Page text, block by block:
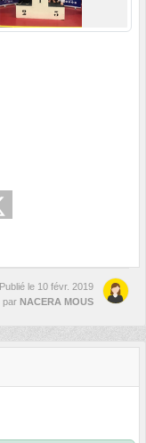
Publié le 10 févr. 2019
par NACERA MOUS